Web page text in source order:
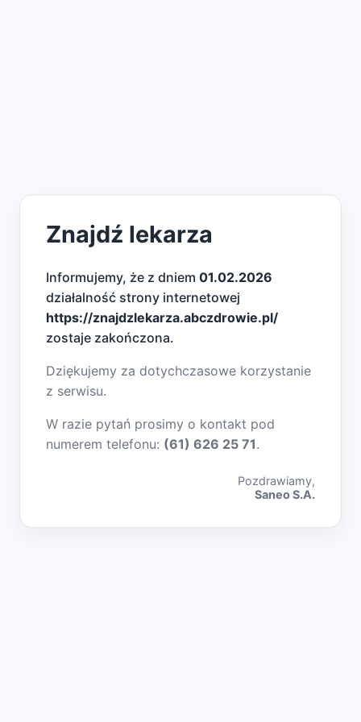
Znajdź lekarza
Informujemy, że z dniem 01.02.2026
działalność strony internetowej
https://znajdzlekarza.abczdrowie.pl/
zostaje zakończona.
Dziękujemy za dotychczasowe korzystanie
z serwisu.
W razie pytań prosimy o kontakt pod
numerem telefonu: (61) 626 25 71.
Pozdrawiamy,
Saneo S.A.